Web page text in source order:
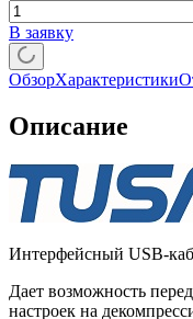
В заявку
ОбзорХарактеристики
Описание
Интерфейсный USB-
Дает возможность
настроек на